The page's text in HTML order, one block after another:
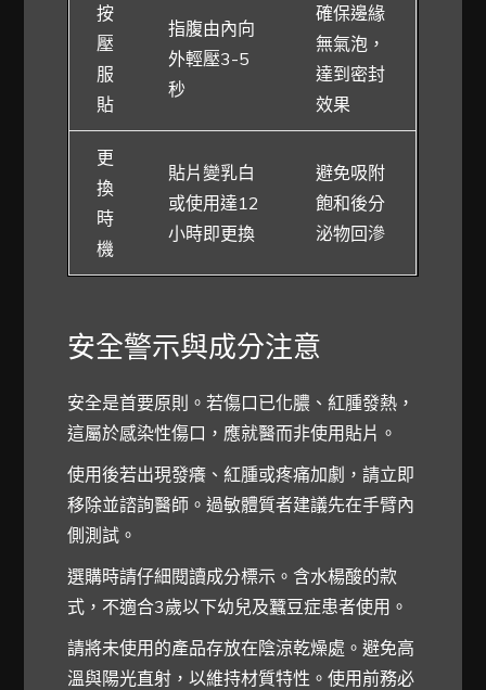
按
壓
服
貼
指腹由內向
外輕壓3-5
秒
確保邊緣
無氣泡，
達到密封
效果
更
換
時
機
貼片變乳白
或使用達12
小時即更換
避免吸附
飽和後分
泌物回滲
安全警示與成分注意
安全是首要原則。若傷口已化膿、紅腫發熱，
這屬於感染性傷口，應就醫而非使用貼片。
使用後若出現發癢、紅腫或疼痛加劇，請立即
移除並諮詢醫師。過敏體質者建議先在手臂內
側測試。
選購時請仔細閱讀成分標示。含水楊酸的款
式，不適合3歲以下幼兒及蠶豆症患者使用。
請將未使用的產品存放在陰涼乾燥處。避免高
溫與陽光直射，以維持材質特性。使用前務必